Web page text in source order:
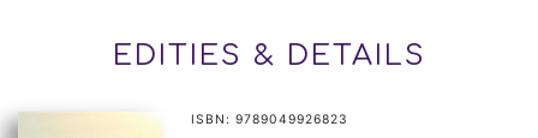
EDITIES & DETAILS
ISBN: 9789049926823